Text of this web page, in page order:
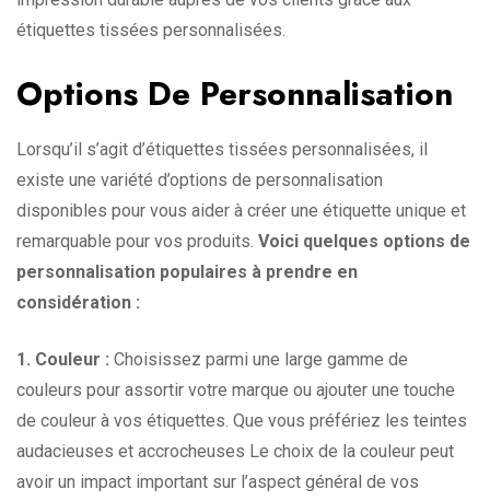
étiquettes tissées personnalisées.
Options De Personnalisation
Lorsqu’il s’agit d’étiquettes tissées personnalisées, il
existe une variété d’options de personnalisation
disponibles pour vous aider à créer une étiquette unique et
remarquable pour vos produits. Voici quelques options de
personnalisation populaires à prendre en
considération :
1. Couleur : Choisissez parmi une large gamme de
couleurs pour assortir votre marque ou ajouter une touche
de couleur à vos étiquettes. Que vous préfériez les teintes
audacieuses et accrocheuses Le choix de la couleur peut
avoir un impact important sur l’aspect général de vos